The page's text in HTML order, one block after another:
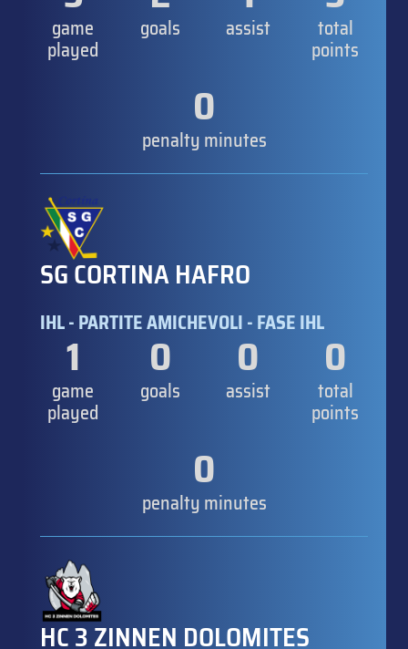
game
played
goals assist total
points
0
penalty minutes
SG CORTINA HAFRO
IHL - PARTITE AMICHEVOLI - FASE IHL
1
game
played
0
goals
0
assist
0
total
points
0
penalty minutes
HC 3 ZINNEN DOLOMITES